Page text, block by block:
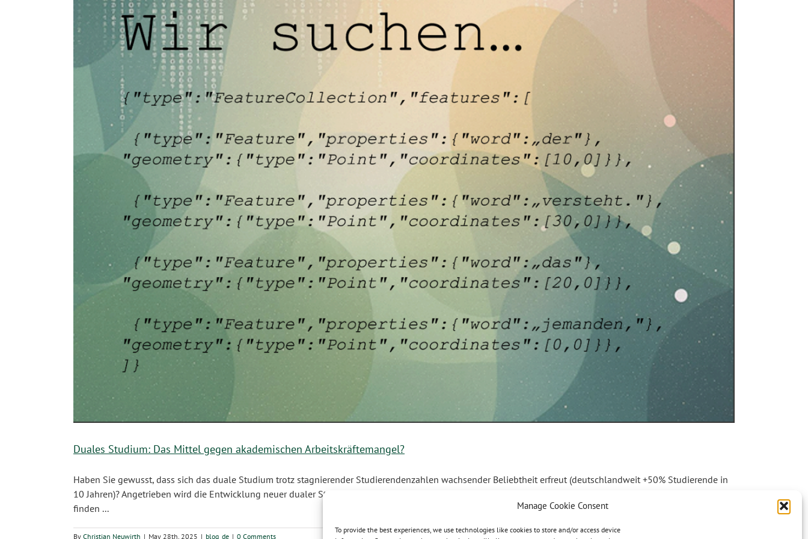
Manage Cookie Consent
To provide the best experiences, we use technologies like cookies to store and/or access device
Duales Studium: Das Mittel gegen akademischen Arbeitskräftemangel?
Haben Sie gewusst, dass sich das duale Studium trotz stagnierender Studierendenzahlen wachsender Beliebtheit erfreut (deutschlandweit +50% Studierende in
10 Jahren)? Angetrieben wird die Entwicklung neuer dualer Studiengänge u.a. durch die Sorge der Unternehmen nicht genügend qualifizierte Arbeitskräfte zu
finden ...
By Christian Neuwirth | May 28th, 2025 | blog_de | 0 Comments